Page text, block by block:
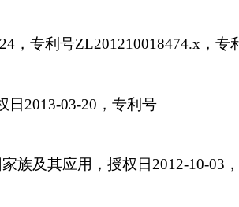
，专利号ZL201210018474.x ，专
日 2013-03-20 ，专利号
族及其应用，授权日2012-10-03